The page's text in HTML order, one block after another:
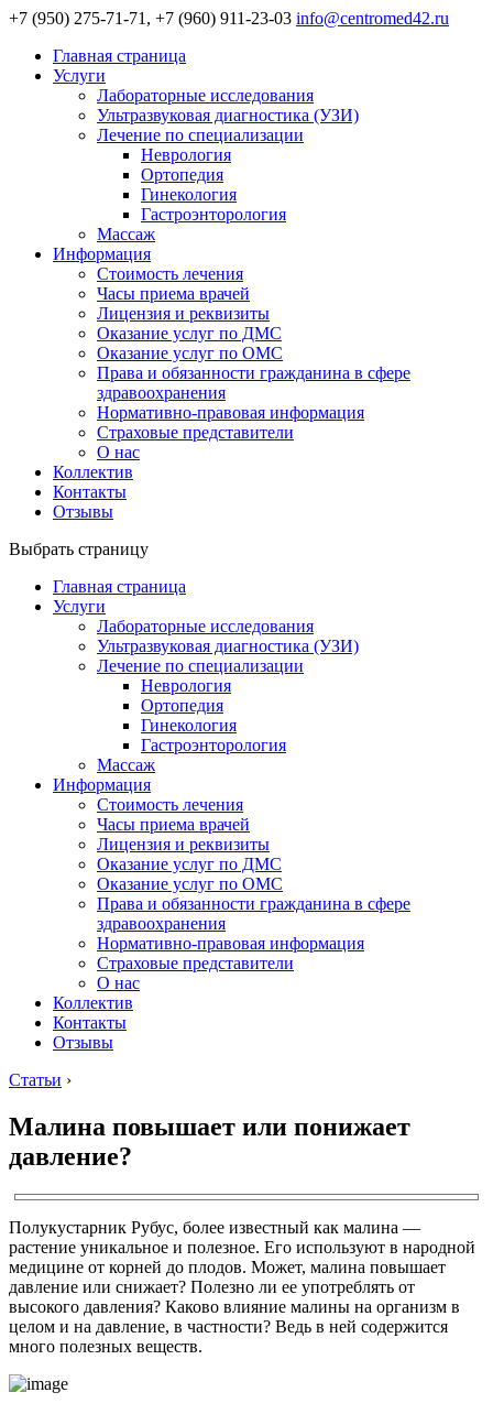
+7 (950) 275-71-71, +7 (960) 911-23-03 info@centromed42.ru
Главная страница
Услуги
Лабораторные исследования
Ультразвуковая диагностика (УЗИ)
Лечение по специализации
Неврология
Ортопедия
Гинекология
Гастроэнторология
Массаж
Информация
Стоимость лечения
Часы приема врачей
Лицензия и реквизиты
Оказание услуг по ДМС
Оказание услуг по ОМС
Права и обязанности гражданина в сфере
здравоохранения
Нормативно-правовая информация
Страховые представители
О нас
Коллектив
Контакты
Отзывы
Выбрать страницу
Главная страница
Услуги
Лабораторные исследования
Ультразвуковая диагностика (УЗИ)
Лечение по специализации
Неврология
Ортопедия
Гинекология
Гастроэнторология
Массаж
Информация
Стоимость лечения
Часы приема врачей
Лицензия и реквизиты
Оказание услуг по ДМС
Оказание услуг по ОМС
Права и обязанности гражданина в сфере
здравоохранения
Нормативно-правовая информация
Страховые представители
О нас
Коллектив
Контакты
Отзывы
Статьи ›
Малина повышает или понижает
давление?
Полукустарник Рубус, более известный как малина —
растение уникальное и полезное. Его используют в народной
медицине от корней до плодов. Может, малина повышает
давление или снижает? Полезно ли ее употреблять от
высокого давления? Каково влияние малины на организм в
целом и на давление, в частности? Ведь в ней содержится
много полезных веществ.